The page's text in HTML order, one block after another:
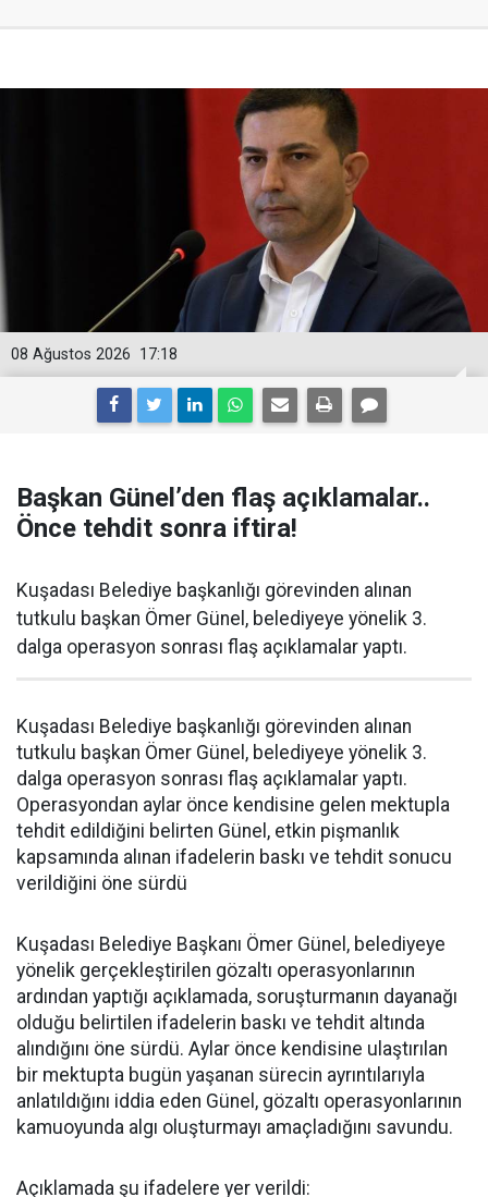
17:18
08 Ağustos 2026
Başkan Günel’den flaş açıklamalar..
Önce tehdit sonra iftira!
Kuşadası Belediye başkanlığı görevinden alınan
tutkulu başkan Ömer Günel, belediyeye yönelik 3.
dalga operasyon sonrası flaş açıklamalar yaptı.
Kuşadası Belediye başkanlığı görevinden alınan
tutkulu başkan Ömer Günel, belediyeye yönelik 3.
dalga operasyon sonrası flaş açıklamalar yaptı.
Operasyondan aylar önce kendisine gelen mektupla
tehdit edildiğini belirten Günel, etkin pişmanlık
kapsamında alınan ifadelerin baskı ve tehdit sonucu
verildiğini öne sürdü
Kuşadası Belediye Başkanı Ömer Günel, belediyeye
yönelik gerçekleştirilen gözaltı operasyonlarının
ardından yaptığı açıklamada, soruşturmanın dayanağı
olduğu belirtilen ifadelerin baskı ve tehdit altında
alındığını öne sürdü. Aylar önce kendisine ulaştırılan
bir mektupta bugün yaşanan sürecin ayrıntılarıyla
anlatıldığını iddia eden Günel, gözaltı operasyonlarının
kamuoyunda algı oluşturmayı amaçladığını savundu.
Açıklamada şu ifadelere yer verildi: